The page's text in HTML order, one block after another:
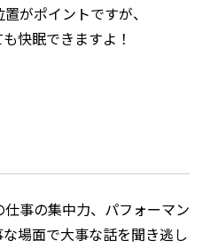
がポイントですが、
快眠できますよ！
事の集中力、パフォーマン
場面で大事な話を聞き逃し